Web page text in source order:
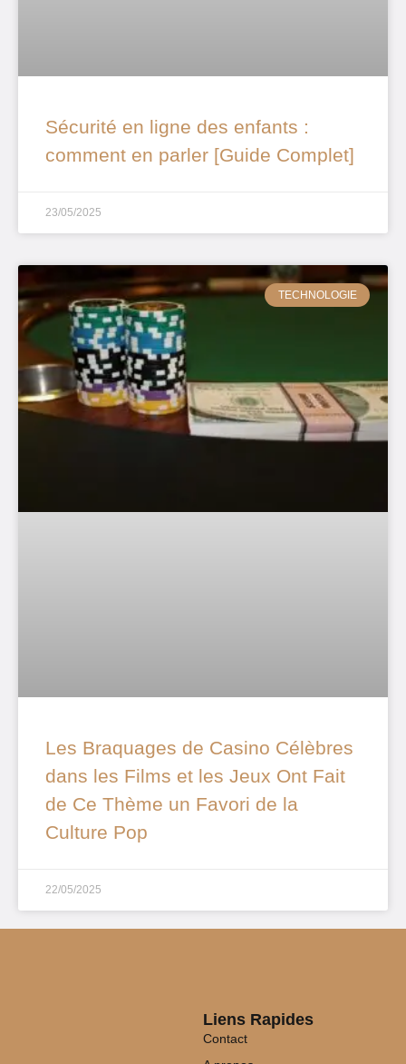
Sécurité en ligne des enfants :
comment en parler [Guide Complet]
23/05/2025
TECHNOLOGIE
Les Braquages de Casino Célèbres
dans les Films et les Jeux Ont Fait
de Ce Thème un Favori de la
Culture Pop
22/05/2025
Liens Rapides
Contact